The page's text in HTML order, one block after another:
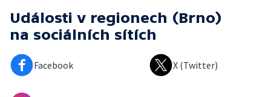
Události v regionech (Brno)
na sociálních sítích
Facebook X (Twitter)